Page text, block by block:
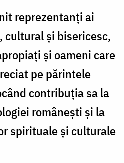
reprezentanți ai
cultural și bisericesc,
și oameni care
pe părintele
contribuția sa la
românești și la
spirituale și culturale